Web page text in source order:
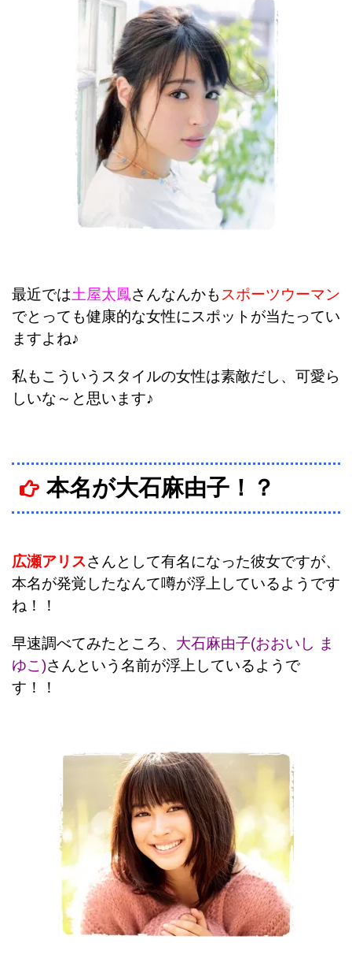
最近では土屋太鳳さんなんかもスポーツウーマン
でとっても健康的な女性にスポットが当たってい
ますよね♪
私もこういうスタイルの女性は素敵だし、可愛ら
しいな～と思います♪
本名が大石麻由子！？
広瀬アリスさんとして有名になった彼女ですが、
本名が発覚したなんて噂が浮上しているようです
ね！！
早速調べてみたところ、 大石麻由子(おおいし ま
ゆこ)さんという名前が浮上しているようで
す！！